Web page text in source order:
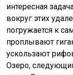
интересная
вокруг этих
погружается к
проплывают
ускользают
Озеро,